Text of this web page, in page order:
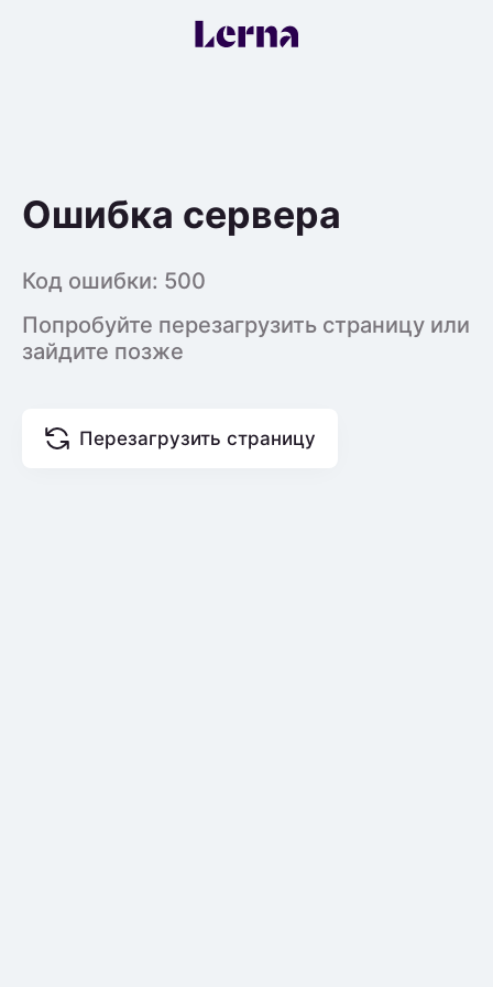
Ошибка сервера
Код ошибки: 500
Попробуйте перезагрузить страницу или
зайдите позже
Перезагрузить страницу